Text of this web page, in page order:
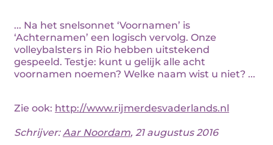
... Na het snelsonnet ‘Voornamen’ is
‘Achternamen’ een logisch vervolg. Onze
volleybalsters in Rio hebben uitstekend
gespeeld. Testje: kunt u gelijk alle acht
voornamen noemen? Welke naam wist u niet? ...
Zie ook: http://www.rijmerdesvaderlands.nl
Schrijver:Aar Noordam, 21 augustus 2016